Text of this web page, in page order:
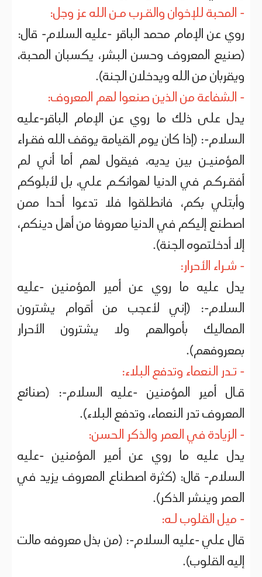
- المحبة للإخوان والقـرب مـن الله عز وجل:
روي عن الإمام محمد الباقر -عليه السلام- قال:
(صنيع المعروف وحسن البشر، يكسبان المحبة،
ويقربان من الله ويدخلان الجنة).
- الشفاعة من الذين صنعوا لهم المعروف:
يدل على ذلك ما روي عن الإمام الباقر-عليه
السلام-: (إذا كان يوم القيامة يوقف الله فقـراء
المؤمنيـن بين يديه، فيقول لهم أما أني لم
أفقـركـم في الدنيا لهوانكـم علي، بل لأبلوكم
وأبتلي بكم، فانطلقوا فلا تدعوا أحدا ممن
اصطنع إليكم في الدنيا معروفا من أهل دينكم،
إلا أدخلتموه الجنة).
- شـراء الأحرار:
يدل عليه ما روي عن أمير المؤمنين -عليه
السلام-: (إني لأعجب من أقوام يشترون
المماليك بأموالهم ولا يشترون الأحرار
بمعروفهم).
- تـدر النعماء وتدفع البلاء:
قـال أمير المؤمنين -عليه السلام-: (صنائع
المعروف تدر النعماء، وتدفع البلاء).
- الزيادة في العمر والذكر الحسن:
يدل عليه ما روي عن أمير المؤمنين -عليه
السلام- قال: (كثرة اصطناع المعروف يزيد في
العمر وينشر الذكر).
- ميل القلوب لـه:
قال علي -عليه السلام-: (من بذل معروفه مالت
إليه القلوب).